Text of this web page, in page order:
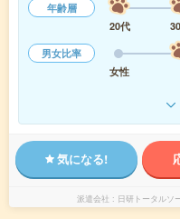
年齢層
20代
男女比率
女性
気になる!
派遣会社 日研トータルソ